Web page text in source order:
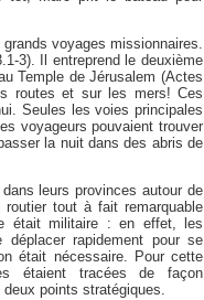
voyages missionnaires.
3). Il entreprend le deuxième
Temple de Jérusalem (Actes
routes et sur les mers! Ces
Seules les voies principales
voyageurs pouvaient trouver
la nuit dans des abris de
leurs provinces autour de
tout à fait remarquable
était militaire : en effet, les
déplacer rapidement pour se
était nécessaire. Pour cette
étaient tracées de façon
points stratégiques.